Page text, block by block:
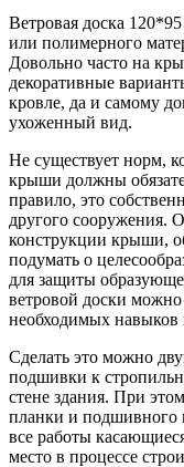
Ветровая доска
или полимерного
Довольно часто на
декоративные
кровле, да и самому
ухоженный вид.
Не существует норм,
крыши должны
правило, это
другого сооружения.
конструкции крыши,
подумать о
для защиты
ветровой доски
необходимых навыков
Сделать это можно
подшивки к
стене здания. При
планки и подшивного
все работы
место в процессе